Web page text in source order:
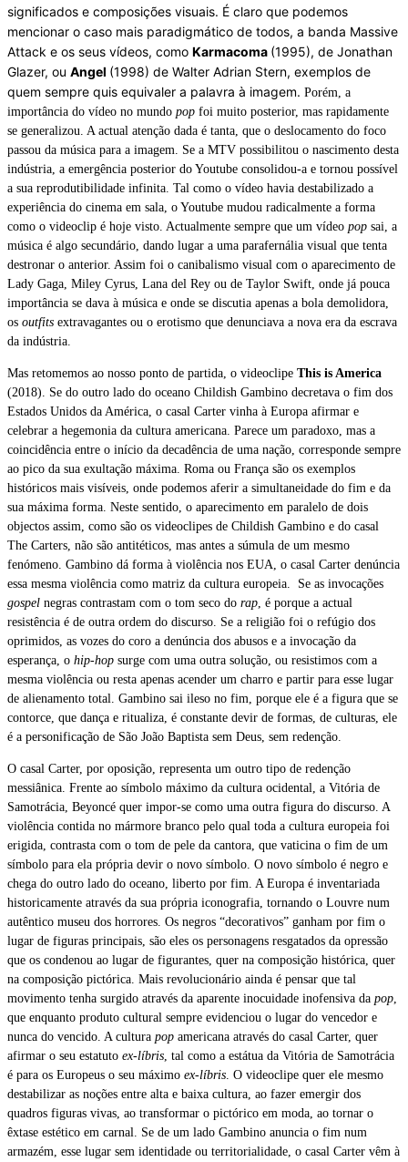
significados e composições visuais. É claro que podemos
mencionar o caso mais paradigmático de todos, a banda Massive
Attack e os seus vídeos, como Karmacoma (1995), de Jonathan
Glazer, ou Angel (1998) de Walter Adrian Stern, exemplos de
quem sempre quis equivaler a palavra à imagem. Porém, a
importância do vídeo no mundo pop foi muito posterior, mas rapidamente
se generalizou. A actual atenção dada é tanta, que o deslocamento do foco
passou da música para a imagem. Se a MTV possibilitou o nascimento desta
indústria, a emergência posterior do Youtube consolidou-a e tornou possível
a sua reprodutibilidade infinita. Tal como o vídeo havia destabilizado a
experiência do cinema em sala, o Youtube mudou radicalmente a forma
como o videoclip é hoje visto. Actualmente sempre que um vídeo pop sai, a
música é algo secundário, dando lugar a uma parafernália visual que tenta
destronar o anterior. Assim foi o canibalismo visual com o aparecimento de
Lady Gaga, Miley Cyrus, Lana del Rey ou de Taylor Swift, onde já pouca
importância se dava à música e onde se discutia apenas a bola demolidora,
os outfits extravagantes ou o erotismo que denunciava a nova era da escrava
da indústria.
Mas retomemos ao nosso ponto de partida, o videoclipe This is America
(2018). Se do outro lado do oceano Childish Gambino decretava o fim dos
Estados Unidos da América, o casal Carter vinha à Europa afirmar e
celebrar a hegemonia da cultura americana. Parece um paradoxo, mas a
coincidência entre o início da decadência de uma nação, corresponde sempre
ao pico da sua exultação máxima. Roma ou França são os exemplos
históricos mais visíveis, onde podemos aferir a simultaneidade do fim e da
sua máxima forma. Neste sentido, o aparecimento em paralelo de dois
objectos assim, como são os videoclipes de Childish Gambino e do casal
The Carters, não são antitéticos, mas antes a súmula de um mesmo
fenómeno. Gambino dá forma à violência nos EUA, o casal Carter denúncia
essa mesma violência como matriz da cultura europeia.
Se as invocações
gospel negras contrastam com o tom seco do rap , é porque a actual
resistência é de outra ordem do discurso. Se a religião foi o refúgio dos
oprimidos, as vozes do coro a denúncia dos abusos e a invocação da
esperança, o hip-hop surge com uma outra solução, ou resistimos com a
mesma violência ou resta apenas acender um charro e partir para esse lugar
de alienamento total. Gambino sai ileso no fim, porque ele é a figura que se
contorce, que dança e ritualiza, é constante devir de formas, de culturas, ele
é a personificação de São João Baptista sem Deus, sem redenção.
O casal Carter, por oposição, representa um outro tipo de redenção
messiânica. Frente ao símbolo máximo da cultura ocidental, a Vitória de
Samotrácia, Beyoncé quer impor-se como uma outra figura do discurso. A
violência contida no mármore branco pelo qual toda a cultura europeia foi
erigida, contrasta com o tom de pele da cantora, que vaticina o fim de um
símbolo para ela própria devir o novo símbolo. O novo símbolo é negro e
chega do outro lado do oceano, liberto por fim. A Europa é inventariada
historicamente através da sua própria iconografia, tornando o Louvre num
autêntico museu dos horrores. Os negros “decorativos” ganham por fim o
lugar de figuras principais, são eles os personagens resgatados da opressão
que os condenou ao lugar de figurantes, quer na composição histórica, quer
na composição pictórica. Mais revolucionário ainda é pensar que tal
movimento tenha surgido através da aparente inocuidade inofensiva da pop
que enquanto produto cultural sempre evidenciou o lugar do vencedor e
nunca do vencido. A cultura pop americana através do casal Carter, quer
afirmar o seu estatuto ex-líbris , tal como a estátua da Vitória de Samotrácia
é para os Europeus o seu máximo ex-líbris . O videoclipe quer ele mesmo
destabilizar as noções entre alta e baixa cultura, ao fazer emergir dos
quadros figuras vivas, ao transformar o pictórico em moda, ao tornar o
êxtase estético em carnal. Se de um lado Gambino anuncia o fim num
armazém, esse lugar sem identidade ou territorialidade, o casal Carter vêm à